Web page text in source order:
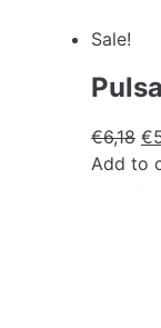
Sale!
€6,18 €
Add to